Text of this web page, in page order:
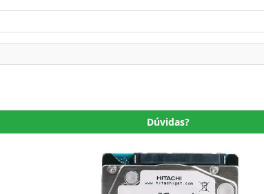
Dúvidas?